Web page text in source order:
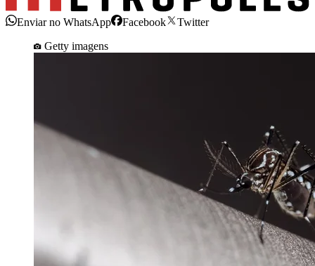
Enviar no WhatsApp Facebook
Twitter
Getty imagens